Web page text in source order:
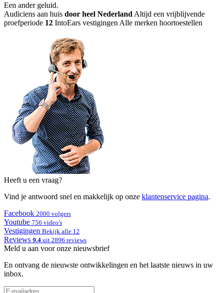
Een ander geluid.
Audiciens aan huis door heel Nederland Altijd een vrijblijvende
proefperiode 12 IntoEars vestigingen Alle merken hoortoestellen
Heeft u een vraag?
Vind je antwoord snel en makkelijk op onze klantenservice pagina.
Facebook 2000 volgers
Youtube 756 video's
Vestigingen Bekijk alle 12
Reviews 9.4 uit 2896 reviews
Meld u aan voor onze nieuwsbrief
En ontvang de nieuwste ontwikkelingen en het laatste nieuws in uw
inbox.